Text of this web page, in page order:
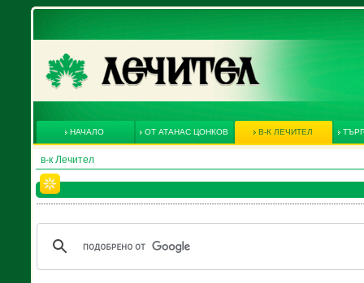
НАЧАЛО ОТ АТАНАС ЦОНКОВ В-К ЛЕЧИТЕЛ
в-к Лечител